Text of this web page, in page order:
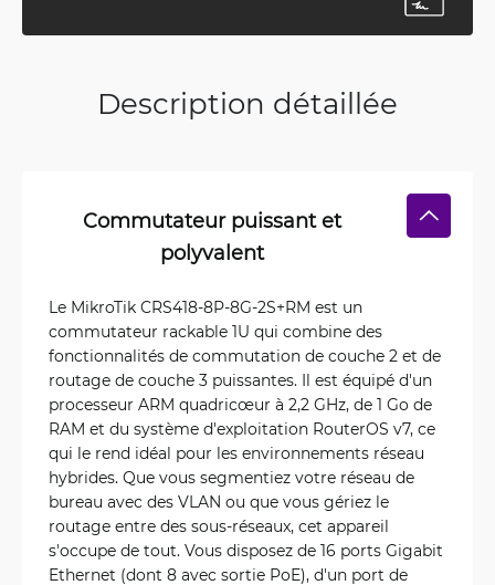
Description détaillée
Commutateur puissant et
polyvalent
Le MikroTik CRS418-8P-8G-2S+RM est un
commutateur rackable 1U qui combine des
fonctionnalités de commutation de couche 2 et de
routage de couche 3 puissantes. Il est équipé d'un
processeur ARM quadricœur à 2,2 GHz, de 1 Go de
RAM et du système d'exploitation RouterOS v7, ce
qui le rend idéal pour les environnements réseau
hybrides. Que vous segmentiez votre réseau de
bureau avec des VLAN ou que vous gériez le
routage entre des sous-réseaux, cet appareil
s'occupe de tout. Vous disposez de 16 ports Gigabit
Ethernet (dont 8 avec sortie PoE), d'un port de